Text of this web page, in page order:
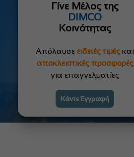
Γίνε Μέλος της
DIMCO
Κοινότητας
Απόλαυσε ειδικές τιμές και
αποκλειστικές προσφορές
για επαγγελματίες
Κάντε Εγγραφή